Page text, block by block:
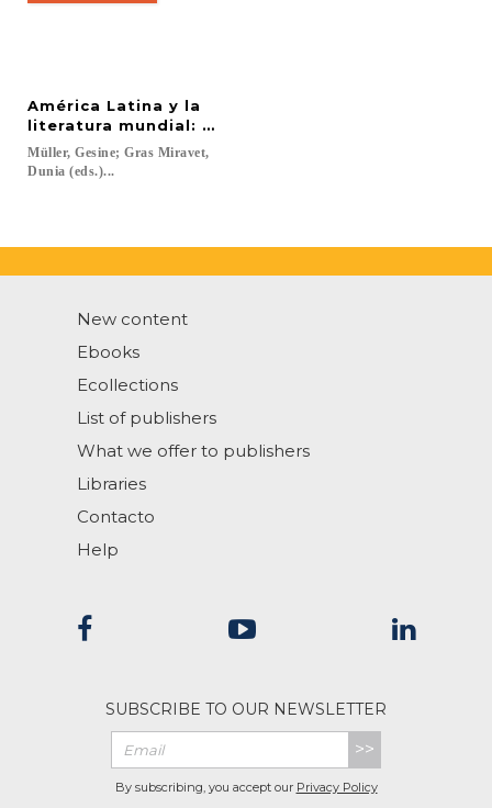
América Latina y la
literatura mundial: mercado editorial, redes
Müller, Gesine; Gras Miravet,
Dunia (eds.)...
New content
Ebooks
Ecollections
List of publishers
What we offer to publishers
Libraries
Contacto
Help
SUBSCRIBE TO OUR NEWSLETTER
>>
By subscribing, you accept our Privacy Policy